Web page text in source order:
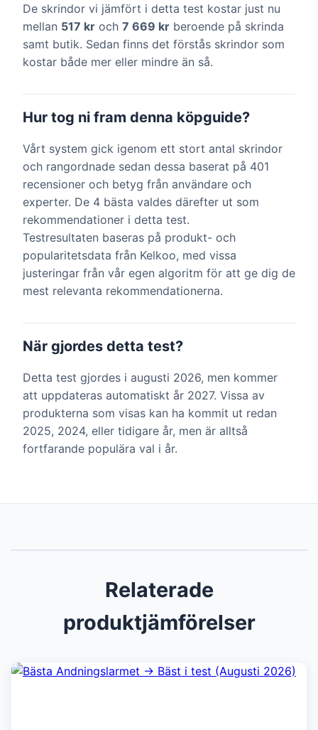
De skrindor vi jämfört i detta test kostar just nu
mellan 517 kr och 7 669 kr beroende på skrinda
samt butik. Sedan finns det förstås skrindor som
kostar både mer eller mindre än så.
Hur tog ni fram denna köpguide?
Vårt system gick igenom ett stort antal skrindor
och rangordnade sedan dessa baserat på 401
recensioner och betyg från användare och
experter. De 4 bästa valdes därefter ut som
rekommendationer i detta test.
Testresultaten baseras på produkt- och
popularitetsdata från Kelkoo, med vissa
justeringar från vår egen algoritm för att ge dig de
mest relevanta rekommendationerna.
När gjordes detta test?
Detta test gjordes i augusti 2026, men kommer
att uppdateras automatiskt år 2027. Vissa av
produkterna som visas kan ha kommit ut redan
2025, 2024, eller tidigare år, men är alltså
fortfarande populära val i år.
Relaterade
produktjämförelser